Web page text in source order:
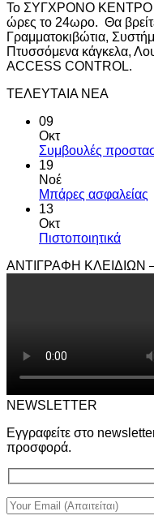
Το ΣΥΓΧΡΟΝΟ ΚΕΝΤΡΟ
ώρες το 24ωρο. Θα
Γραμματοκιβώτια,
Πτυσσόμενα κάγκελα,
ACCESS CONTROL.
ΤΕΛΕΥΤΑΙΑ ΝΕΑ
09
Οκτ
Συμβουλές
19
Νοέ
Μπάρες ασφαλείας
13
Οκτ
Πιστοποιητικά
ΑΝΤΙΓΡΑΦΗ ΚΛΕΙΔΙΩΝ
NEWSLETTER
Εγγραφείτε στο
προσφορά.